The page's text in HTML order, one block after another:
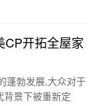
CP开拓全屋家
蓬勃发展,大众对于
背景下被重新定